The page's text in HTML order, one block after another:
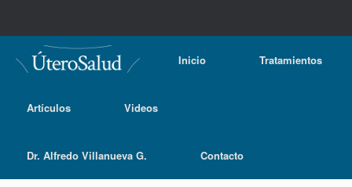
Inicio Tratamientos
Artículos Videos
Dr. Alfredo Villanueva G. Contacto